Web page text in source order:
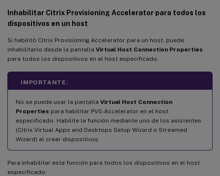
Inhabilitar Citrix Provisioning Accelerator para todos los
dispositivos en un host
Si habilitó Citrix Provisioning Accelerator para un host, puede
inhabilitarlo desde la pantalla Virtual Host Connection Properties
para todos los dispositivos en el host especificado.
IMPORTANTE:
No se puede usar la pantalla Virtual Host Connection
Properties para habilitar PVS-Accelerator en el host
especificado. Habilite la función mediante uno de los asistentes
(Citrix Virtual Apps and Desktops Setup Wizard o Streamed
Wizard) al crear dispositivos.
Para inhabilitar esta función para todos los dispositivos en el host
especificado: